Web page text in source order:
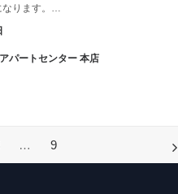
なります。…
パートセンター 本店
… 9